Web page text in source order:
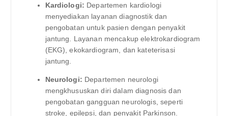
Kardiologi: Departemen kardiologi
menyediakan layanan diagnostik dan
pengobatan untuk pasien dengan penyakit
jantung. Layanan mencakup elektrokardiogram
(EKG), ekokardiogram, dan kateterisasi
jantung.
Neurologi: Departemen neurologi
mengkhususkan diri dalam diagnosis dan
pengobatan gangguan neurologis, seperti
stroke, epilepsi, dan penyakit Parkinson.